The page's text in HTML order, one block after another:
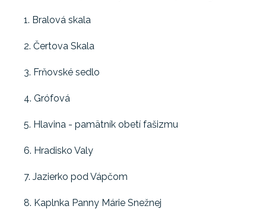
1. Bralová skala
2. Čertova Skala
3. Frňovské sedlo
4. Grófová
5. Hlavina - pamätník obetí fašizmu
6. Hradisko Valy
7. Jazierko pod Vápčom
8. Kaplnka Panny Márie Snežnej